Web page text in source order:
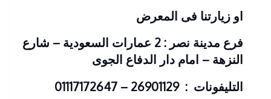
او زيارتنا فى المعرض
فرع مدينة نصر : 2 عمارات السعودية – شارع
النزهة – امام دار الدفاع الجوى
التليفونات : 26901129 – 01117172647